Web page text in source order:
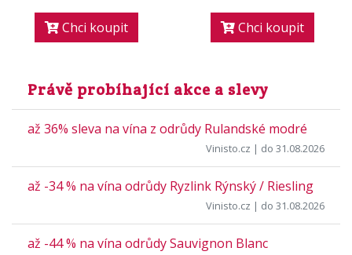
Chci koupit Chci koupit
Právě probíhající akce a slevy
až 36% sleva na vína z odrůdy Rulandské modré
Vinisto.cz | do 31.08.2026
až -34 % na vína odrůdy Ryzlink Rýnský / Riesling
Vinisto.cz | do 31.08.2026
až -44 % na vína odrůdy Sauvignon Blanc